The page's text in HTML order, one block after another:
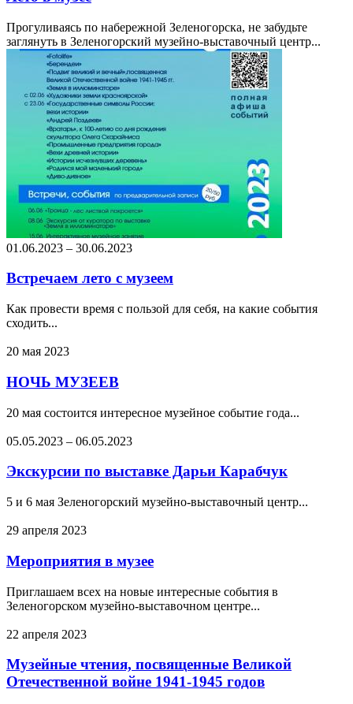
Прогуливаясь по набережной Зеленогорска, не забудьте
заглянуть в Зеленогорский музейно-выставочный центр...
01.06.2023 – 30.06.2023
Встречаем лето с музеем
Как провести время с пользой для себя, на какие события
сходить...
20 мая 2023
НОЧЬ МУЗЕЕВ
20 мая состоится интересное музейное событие года...
05.05.2023 – 06.05.2023
Экскурсии по выставке Дарьи Карабчук
5 и 6 мая Зеленогорский музейно-выставочный центр...
29 апреля 2023
Мероприятия в музее
Приглашаем всех на новые интересные события в
Зеленогорском музейно-выставочном центре...
22 апреля 2023
Музейные чтения, посвященные Великой
Отечественной войне 1941-1945 годов